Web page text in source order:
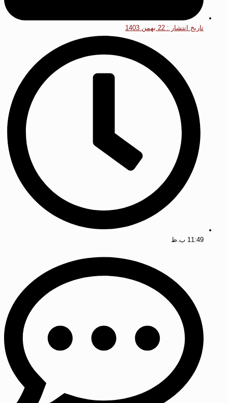
تاریخ انتشار : 22 بهمن 1403
11:49 ب.ظ